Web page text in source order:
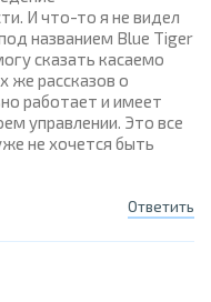
И что-то я не видел
названием Blue Tiger
сказать касаемо
же рассказов о
работает и имеет
управлении. Это все
не хочется быть
Ответить